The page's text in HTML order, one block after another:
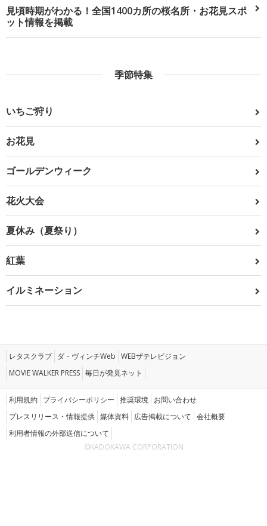
見頃時期がわかる！全国1400カ所の桜名所・お花見スポ
ット情報を掲載
季節特集
いちご狩り
お花見
ゴールデンウィーク
花火大会
夏休み（夏祭り）
紅葉
イルミネーション
レタスクラブ ダ・ヴィンチWeb WEBザテレビジョン
MOVIE WALKER PRESS 毎日が発見ネット
利用規約 プライバシーポリシー 推奨環境 お問い合わせ
プレスリリース・情報提供 媒体資料 広告掲載について 会社概要
利用者情報の外部送信について
©KADOKAWA CORPORATION